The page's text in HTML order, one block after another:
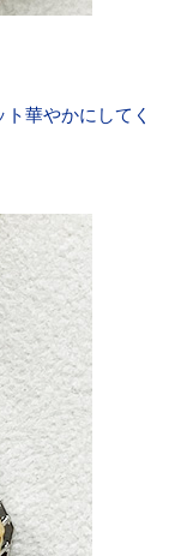
華やかにしてく